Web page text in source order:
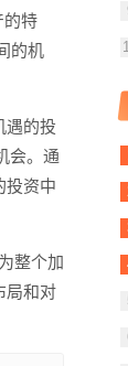
的特
的机
遇的投
会。通
投资中
整个加
局和对